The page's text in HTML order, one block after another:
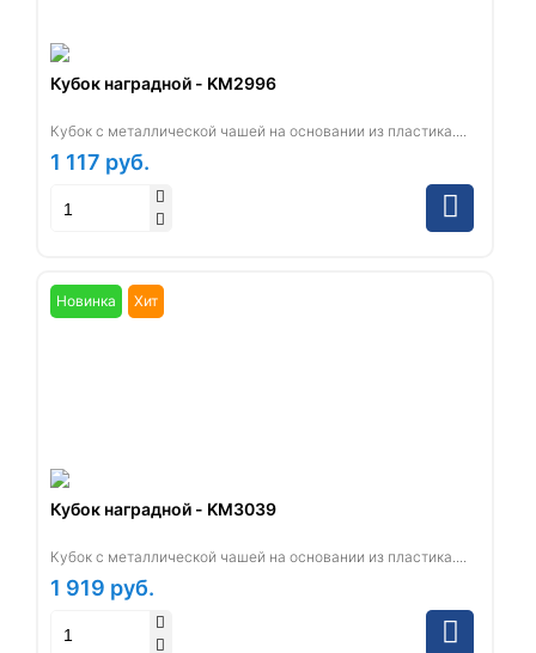
Кубок наградной - KM2996
Кубок с металлической чашей на основании из пластика....
1 117 руб.
Новинка Хит
Кубок наградной - KM3039
Кубок с металлической чашей на основании из пластика....
1 919 руб.